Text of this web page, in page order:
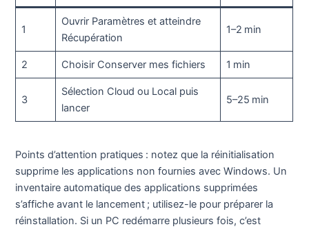
1
Ouvrir Paramètres et atteindre
Récupération
1–2 min
2 Choisir Conserver mes fichiers 1 min
3
Sélection Cloud ou Local puis
lancer
5–25 min
Points d’attention pratiques : notez que la réinitialisation
supprime les applications non fournies avec Windows. Un
inventaire automatique des applications supprimées
s’affiche avant le lancement ; utilisez-le pour préparer la
réinstallation. Si un PC redémarre plusieurs fois, c’est